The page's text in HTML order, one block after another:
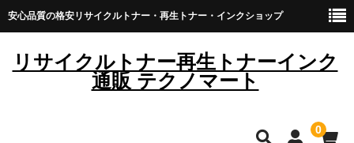
安心品質の格安リサイクルトナー・再生トナー・インクショップ
リサイクルトナー再生トナーインク
通販 テクノマート
0